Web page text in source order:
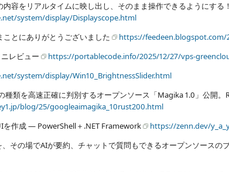
容をリアルタイムに映し出し、そのまま操作できるようにする
system/display/Displayscope.html
とにありがとうございました
https://
レビュー
https://portablecode.info/2025/12/27/vps-
system/display/Win10_BrightnessSlider.html
種類を高速正確に判別するオープンソース「Magika 1.0」公開
blog/25/googleaimagika_10rust200.html
を作成 ― PowerShell＋.NET Framework
https://zenn.dev/
その場でAIが要約、チャットで質問もできるオープンソースの